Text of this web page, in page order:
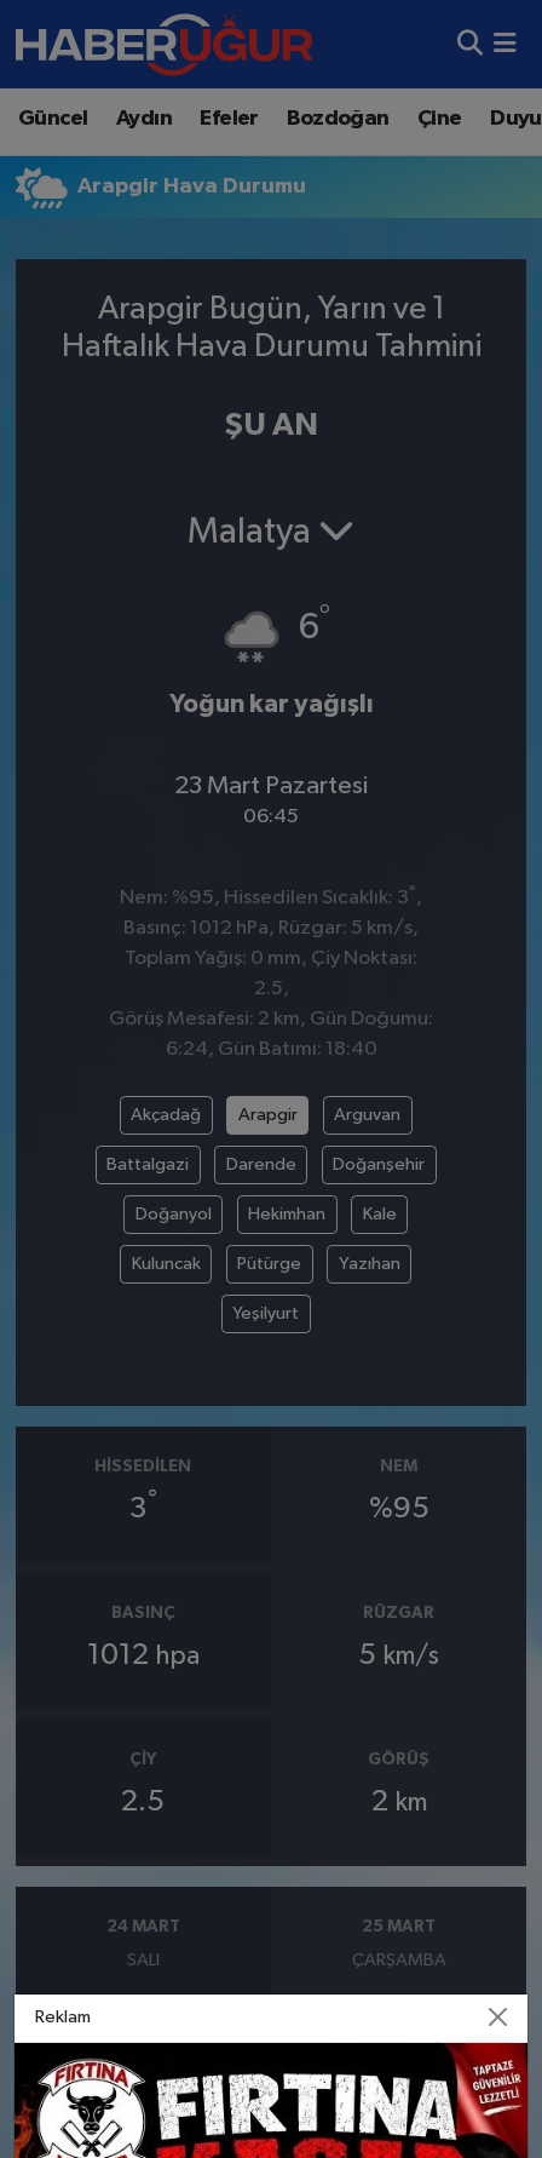
Güncel Aydın Efeler Bozdoğan Çine
Arapgir Hava Durumu
Arapgir Bugün, Yarın ve 1
Haftalık Hava Durumu Tahmini
ŞU AN
Malatya
6°
Yoğun kar yağışlı
23 Mart Pazartesi
06:45
Nem: %95, Hissedilen Sıcaklık: 3° ,
Basınç: 1012 hPa, Rüzgar: 5 km/s,
Toplam Yağış: 0 mm, Çiy Noktası:
2.5,
Görüş Mesafesi: 2 km, Gün Doğumu:
6:24, Gün Batımı: 18:40
Akçadağ Arapgir Arguvan
Battalgazi Darende Doğanşehir
Doğanyol Hekimhan Kale
Kuluncak Pütürge Yazıhan
Yeşilyurt
HISSEDILEN
3°
NEM
%95
BASINÇ
1012 hpa
RÜZGAR
5 km/s
ÇIY
2.5
GÖRÜŞ
2 km
24 MART
SALI
Bölgesel düzensiz yağmur
yağışlı
25 MART
ÇARŞAMBA
Güneşli
Nem: %60
Aydın Nöbetçi Eczaneler
Aydın Hava Durumu
Süper Lig Puan Durumu ve Fikstür
Reklam